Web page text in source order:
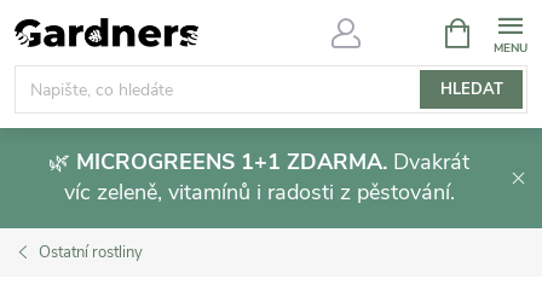
Přejít
na
obsah
HLEDAT
NÁKUPNÍ
KOŠÍK
🌿 MICROGREENS 1+1 ZDARMA. Dvakrát
víc zeleně, vitamínů i radosti z pěstování.
Ostatní rostliny